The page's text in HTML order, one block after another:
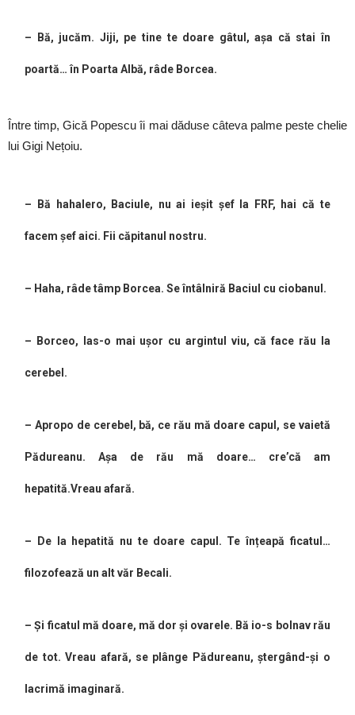
– Bă, jucăm. Jiji, pe tine te doare gâtul, așa că stai în
poartă… în Poarta Albă, râde Borcea.
Între timp, Gică Popescu îi mai dăduse câteva palme peste chelie
lui Gigi Nețoiu.
– Bă hahalero, Baciule, nu ai ieșit șef la FRF, hai că te
facem șef aici. Fii căpitanul nostru.
– Haha, râde tâmp Borcea. Se întâlniră Baciul cu ciobanul.
– Borceo, las-o mai ușor cu argintul viu, că face rău la
cerebel.
– Apropo de cerebel, bă, ce rău mă doare capul, se vaietă
Pădureanu. Așa de rău mă doare… cre’că am
hepatită.Vreau afară.
– De la hepatită nu te doare capul. Te înțeapă ficatul…
filozofează un alt văr Becali.
– Și ficatul mă doare, mă dor și ovarele. Bă io-s bolnav rău
de tot. Vreau afară, se plânge Pădureanu, ștergând-și o
lacrimă imaginară.